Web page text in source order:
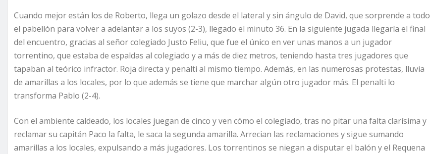
Cuando mejor están los de Roberto, llega un golazo desde el lateral y sin ángulo de David, que sorprende a todo
el pabellón para volver a adelantar a los suyos (2-3), llegado el minuto 36. En la siguiente jugada llegaría el final
del encuentro, gracias al señor colegiado Justo Feliu, que fue el único en ver unas manos a un jugador
torrentino, que estaba de espaldas al colegiado y a más de diez metros, teniendo hasta tres jugadores que
tapaban al teórico infractor. Roja directa y penalti al mismo tiempo. Además, en las numerosas protestas, lluvia
de amarillas a los locales, por lo que además se tiene que marchar algún otro jugador más. El penalti lo
transforma Pablo (2-4).
Con el ambiente caldeado, los locales juegan de cinco y ven cómo el colegiado, tras no pitar una falta clarísima y
reclamar su capitán Paco la falta, le saca la segunda amarilla. Arrecian las reclamaciones y sigue sumando
amarillas a los locales, expulsando a más jugadores. Los torrentinos se niegan a disputar el balón y el Requena